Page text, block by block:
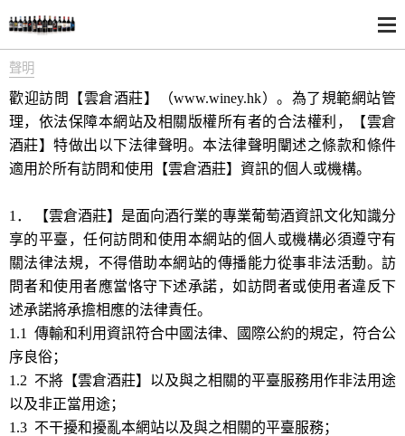
聲明
歡迎訪問【雲倉酒莊】（www.winey.hk）。為了規範網站管
理，依法保障本網站及相關版權所有者的合法權利，【雲倉
酒莊】特做出以下法律聲明。本法律聲明闡述之條款和條件
適用於所有訪問和使用【雲倉酒莊】資訊的個人或機構。
1． 【雲倉酒莊】是面向酒行業的專業葡萄酒資訊文化知識分
享的平臺，任何訪問和使用本網站的個人或機構必須遵守有
關法律法規，不得借助本網站的傳播能力從事非法活動。訪
問者和使用者應當恪守下述承諾，如訪問者或使用者違反下
述承諾將承擔相應的法律責任。
1.1 傳輸和利用資訊符合中國法律、國際公約的規定，符合公
序良俗；
1.2 不將【雲倉酒莊】以及與之相關的平臺服務用作非法用途
以及非正當用途；
1.3 不干擾和擾亂本網站以及與之相關的平臺服務；